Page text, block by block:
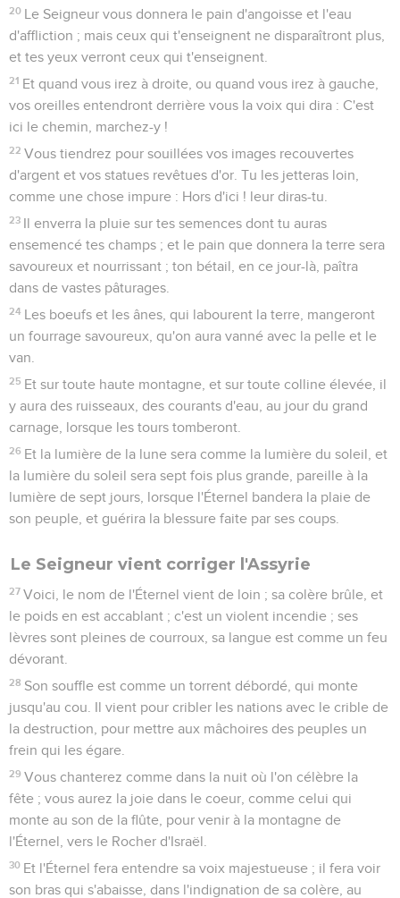
20 Le Seigneur vous donnera le pain d'angoisse et l'eau
d'affliction ; mais ceux qui t'enseignent ne disparaîtront plus,
et tes yeux verront ceux qui t'enseignent.
21 Et quand vous irez à droite, ou quand vous irez à gauche,
vos oreilles entendront derrière vous la voix qui dira : C'est
ici le chemin, marchez-y !
22 Vous tiendrez pour souillées vos images recouvertes
d'argent et vos statues revêtues d'or. Tu les jetteras loin,
comme une chose impure : Hors d'ici ! leur diras-tu.
23 Il enverra la pluie sur tes semences dont tu auras
ensemencé tes champs ; et le pain que donnera la terre sera
savoureux et nourrissant ; ton bétail, en ce jour-là, paîtra
dans de vastes pâturages.
24 Les boeufs et les ânes, qui labourent la terre, mangeront
un fourrage savoureux, qu'on aura vanné avec la pelle et le
van.
25 Et sur toute haute montagne, et sur toute colline élevée, il
y aura des ruisseaux, des courants d'eau, au jour du grand
carnage, lorsque les tours tomberont.
26 Et la lumière de la lune sera comme la lumière du soleil, et
la lumière du soleil sera sept fois plus grande, pareille à la
lumière de sept jours, lorsque l'Éternel bandera la plaie de
son peuple, et guérira la blessure faite par ses coups.
Le Seigneur vient corriger l'Assyrie
27 Voici, le nom de l'Éternel vient de loin ; sa colère brûle, et
le poids en est accablant ; c'est un violent incendie ; ses
lèvres sont pleines de courroux, sa langue est comme un feu
dévorant.
28 Son souffle est comme un torrent débordé, qui monte
jusqu'au cou. Il vient pour cribler les nations avec le crible de
la destruction, pour mettre aux mâchoires des peuples un
frein qui les égare.
29 Vous chanterez comme dans la nuit où l'on célèbre la
fête ; vous aurez la joie dans le coeur, comme celui qui
monte au son de la flûte, pour venir à la montagne de
l'Éternel, vers le Rocher d'Israël.
30 Et l'Éternel fera entendre sa voix majestueuse ; il fera voir
son bras qui s'abaisse, dans l'indignation de sa colère, au